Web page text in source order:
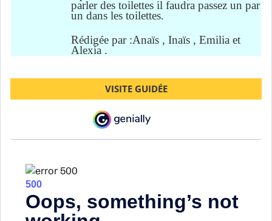
parlerdes toilettes il faudra passez un par
un dans les toilettes.
Rédigée par :Anaïs , Inaïs , Emilia et
Alexia .
VISITE GUIDÉE